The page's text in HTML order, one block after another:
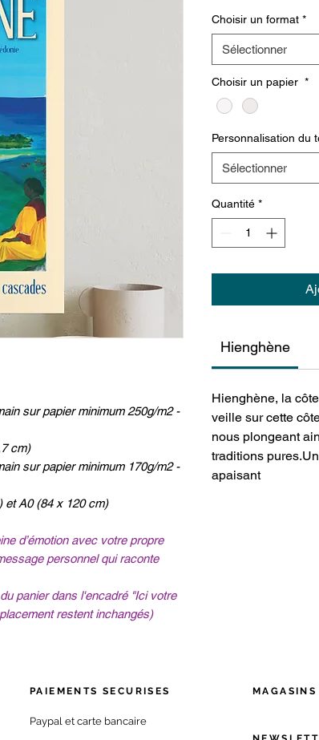
sur papier minimum 250g/m2 -
cm)
sur papier minimum 170g/m2 -
et A0 (84 x 120 cm)
d’émotion avec votre propre
personnel qui raconte
panier dans l'encadré "Ici votre
restent inchangés)
Choisir un format *
Sélectionner
Choisir un papier *
Personnalisation du
Sélectionner
Quantité *
Hienghène
Hienghène, la
veille sur cette
nous plongeant
traditions
apaisant
PAIEMENTS SECURISES MAGA SINS
Paypal et carte bancaire